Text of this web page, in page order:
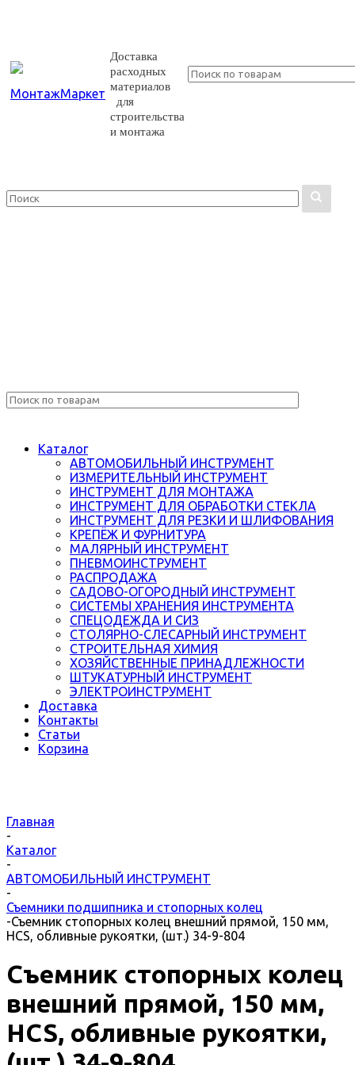
Доставка
расходных
материалов
для
строительства
и монтажа
Каталог
АВТОМОБИЛЬНЫЙ ИНСТРУМЕНТ
ИЗМЕРИТЕЛЬНЫЙ ИНСТРУМЕНТ
ИНСТРУМЕНТ ДЛЯ МОНТАЖА
ИНСТРУМЕНТ ДЛЯ ОБРАБОТКИ СТЕКЛА
ИНСТРУМЕНТ ДЛЯ РЕЗКИ И ШЛИФОВАНИЯ
КРЕПЁЖ И ФУРНИТУРА
МАЛЯРНЫЙ ИНСТРУМЕНТ
ПНЕВМОИНСТРУМЕНТ
РАСПРОДАЖА
САДОВО-ОГОРОДНЫЙ ИНСТРУМЕНТ
СИСТЕМЫ ХРАНЕНИЯ ИНСТРУМЕНТА
СПЕЦОДЕЖДА И СИЗ
СТОЛЯРНО-СЛЕСАРНЫЙ ИНСТРУМЕНТ
СТРОИТЕЛЬНАЯ ХИМИЯ
ХОЗЯЙСТВЕННЫЕ ПРИНАДЛЕЖНОСТИ
ШТУКАТУРНЫЙ ИНСТРУМЕНТ
ЭЛЕКТРОИНСТРУМЕНТ
Доставка
Контакты
Статьи
Корзина
Главная
-
Каталог
-
АВТОМОБИЛЬНЫЙ ИНСТРУМЕНТ
-
Съемники подшипника и стопорных колец
-Съемник стопорных колец внешний прямой, 150 мм,
HCS, обливные рукоятки, (шт.) 34-9-804
Съемник стопорных колец
внешний прямой, 150 мм,
HCS, обливные рукоятки,